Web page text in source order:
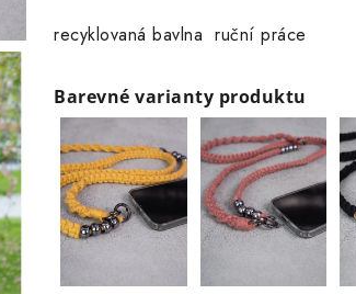
recyklovaná bavlna ruční práce